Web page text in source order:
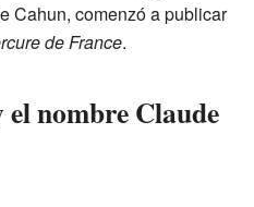
Cahun, comenzó a publicar
de France.
nombre Claude